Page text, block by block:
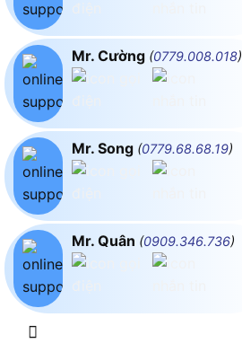
Mr. Cường (0779.008.018)
Mr. Song (0779.68.68.19)
Mr. Quân (0909.346.736)